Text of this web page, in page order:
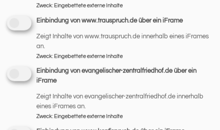
In einem bewegenden
Jahren und Jahrzehnten verabschiedeten sich von
den Beiden und der Chor St. Johannes gestaltete den
Zweck: Eingebettete externe Inhalte
Einbindung von www.trauspruch.de über ein iFrame
Zeigt Inhalte von www.trauspruch.de innerhalb eines iFrames
an.
Zweck: Eingebettete externe Inhalte
Einbindung von evangelischer-zentralfriedhof.de über ein
iFrame
Zeigt Inhalte von evangelischer-zentralfriedhof.de innerhalb
eines iFrames an.
Zweck: Eingebettete externe Inhalte